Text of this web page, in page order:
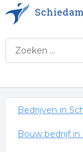
Bedrijven in
Bouw bedrijf in